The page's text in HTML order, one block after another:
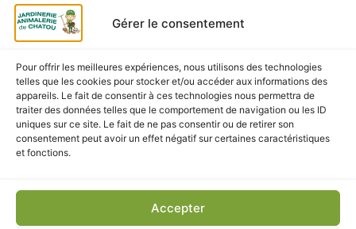
Gérer le consentement
Pour offrir les meilleures expériences, nous utilisons des technologies
telles que les cookies pour stocker et/ou accéder aux informations des
appareils. Le fait de consentir à ces technologies nous permettra de
traiter des données telles que le comportement de navigation ou les ID
uniques sur ce site. Le fait de ne pas consentir ou de retirer son
consentement peut avoir un effet négatif sur certaines caractéristiques
et fonctions.
Accepter
A Catégoriser
GRANULÉS POULES PONDEUSES COUNTRY’S
BEST GOLD 4 PELLET 20KG
En stock
29,90€TTC